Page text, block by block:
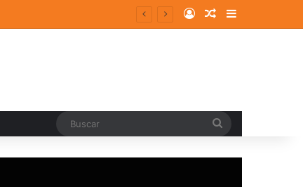
Log InRandom Article
Sidebar